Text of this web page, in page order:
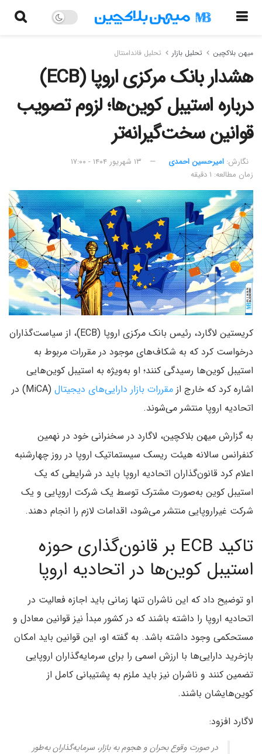
میهن بلاکچین تحلیل بازار تحلیل فاندامنتال
هشدار بانک مرکزی اروپا (ECB)
درباره استیبل کوین‌ها؛ لزوم تصویب
قوانین سخت‌گیرانه‌تر
نگارش:‌ امیرحسین احمدی
۱۳ شهریور ۱۴۰۴ - ۱۷:۰۰
زمان مطالعه: ۱ دقیقه
کریستین لاگارد، رئیس بانک مرکزی اروپا (ECB)، از سیاست‌گذاران
درخواست کرد که به شکاف‌های موجود در مقررات مربوط به
استیبل کوین‌ها رسیدگی کنند؛ او به‌ویژه به استیبل کوین‌هایی
اشاره کرد که خارج از مقررات بازار دارایی‌های دیجیتال
(MiCA) در
اتحادیه اروپا منتشر می‌شوند.
به گزارش میهن بلاکچین، لاگارد در سخنرانی خود در نهمین
کنفرانس سالانه هیئت ریسک سیستماتیک اروپا در روز چهارشنبه
اعلام کرد قانون‌گذاران اتحادیه اروپا باید در شرایطی که یک
استیبل‌ کوین به‌صورت مشترک توسط یک شرکت اروپایی و یک
شرکت غیراروپایی منتشر می‌شود، اقدامات لازم را انجام دهند.
تاکید ECB بر قانون‌گذاری حوزه
استیبل کوین‌ها در اتحادیه اروپا
او توضیح داد که این ناشران تنها زمانی باید اجازه فعالیت در
اتحادیه اروپا را داشته باشند که در کشور مبدأ نیز قوانین معادل و
مستحکمی وجود داشته باشد. به گفته او، این قوانین باید امکان
بازخرید دارایی‌ها با ارزش اسمی را برای سرمایه‌گذاران اروپایی
تضمین کنند و ناشران نیز باید ملزم به پشتیبانی کامل از
کوین‌هایشان باشند.
لاگارد افزود:
در صورت وقوع بحران و هجوم به بازار، سرمایه‌گذاران به‌طور